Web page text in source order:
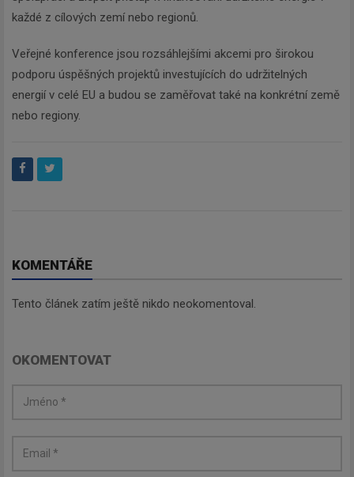
každé z cílových zemí nebo regionů.
Veřejné konference jsou rozsáhlejšími akcemi pro širokou
podporu úspěšných projektů investujících do udržitelných
energií v celé EU a budou se zaměřovat také na konkrétní země
nebo regiony.
KOMENTÁŘE
Tento článek zatím ještě nikdo neokomentoval.
OKOMENTOVAT